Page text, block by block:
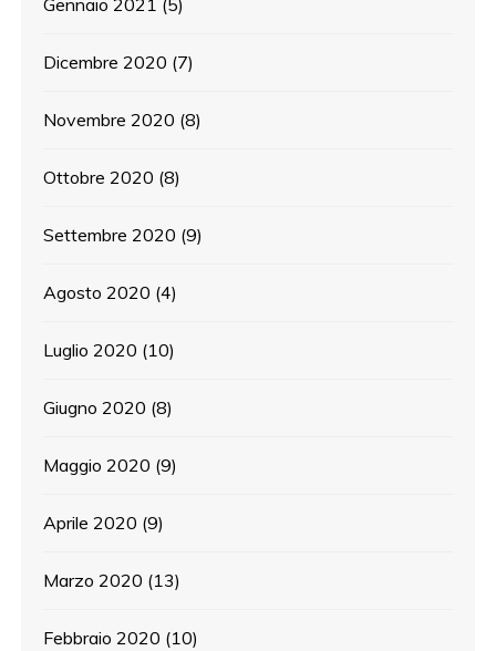
Gennaio 2021 (5)
Dicembre 2020 (7)
Novembre 2020 (8)
Ottobre 2020 (8)
Settembre 2020 (9)
Agosto 2020 (4)
Luglio 2020 (10)
Giugno 2020 (8)
Maggio 2020 (9)
Aprile 2020 (9)
Marzo 2020 (13)
Febbraio 2020 (10)